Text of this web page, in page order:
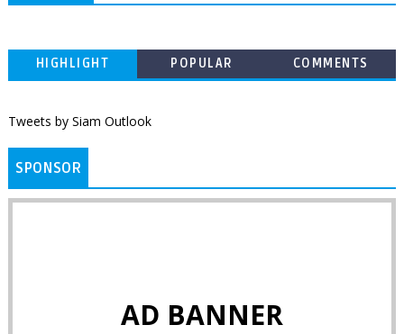
HIGHLIGHT POPULAR COMMENTS
Tweets by Siam Outlook
SPONSOR
AD BANNER